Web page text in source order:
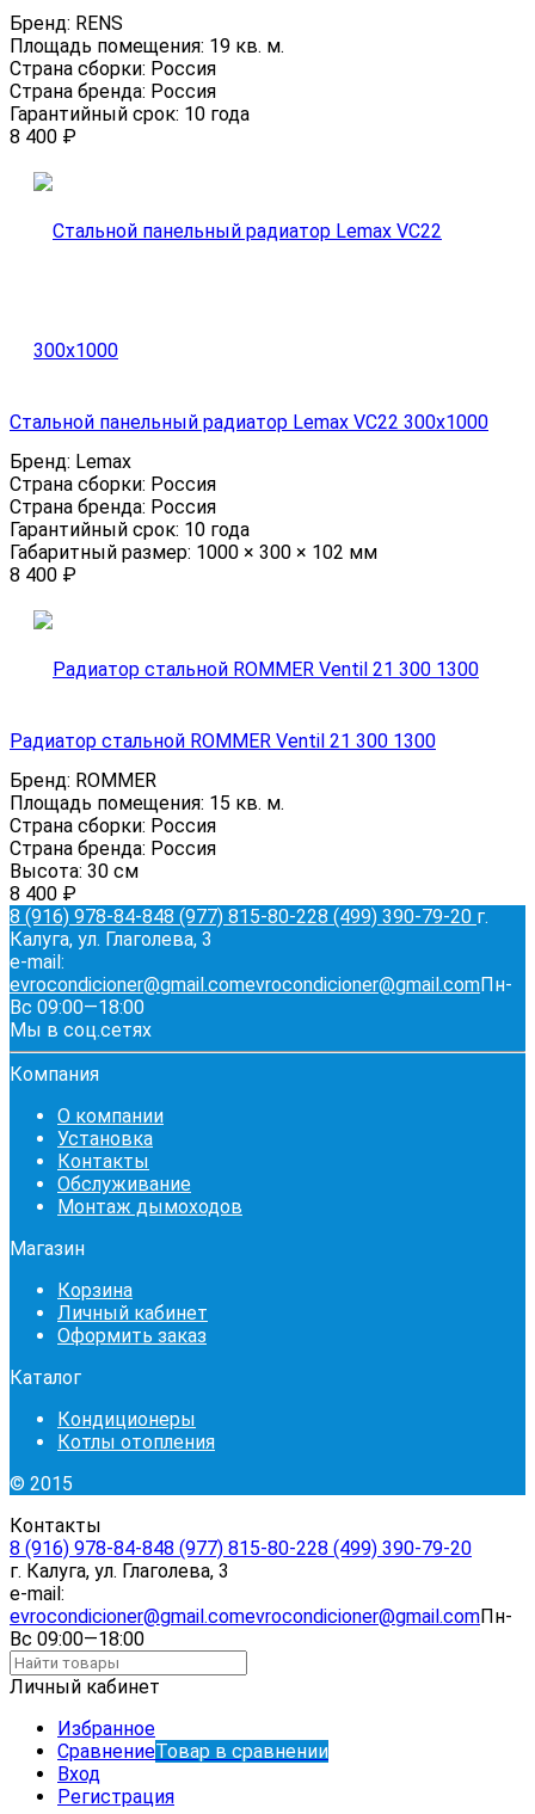
Бренд: RENS
Площадь помещения: 19 кв. м.
Страна сборки: Россия
Страна бренда: Россия
Гарантийный срок: 10 года
8 400 ₽
Стальной панельный радиатор Lemax VC22 300х1000
Бренд: Lemax
Страна сборки: Россия
Страна бренда: Россия
Гарантийный срок: 10 года
Габаритный размер: 1000 × 300 × 102 мм
8 400 ₽
Радиатор стальной ROMMER Ventil 21 300 1300
Бренд: ROMMER
Площадь помещения: 15 кв. м.
Страна сборки: Россия
Страна бренда: Россия
Высота: 30 см
8 400 ₽
8 (916) 978-84-848 (977) 815-80-228 (499) 390-79-20 г.
Калуга, ул. Глаголева, 3
e-mail:
evrocondicioner@gmail.comevrocondicioner@gmail.comПн-
Вс 09:00—18:00
Мы в соц.сетях
Компания
О компании
Установка
Контакты
Обслуживание
Монтаж дымоходов
Магазин
Корзина
Личный кабинет
Оформить заказ
Каталог
Кондиционеры
Котлы отопления
© 2015
Контакты
8 (916) 978-84-848 (977) 815-80-228 (499) 390-79-20
г. Калуга, ул. Глаголева, 3
e-mail:
evrocondicioner@gmail.comevrocondicioner@gmail.comПн-
Вс 09:00—18:00
Личный кабинет
Избранное
СравнениеТовар в сравнении
Вход
Регистрация